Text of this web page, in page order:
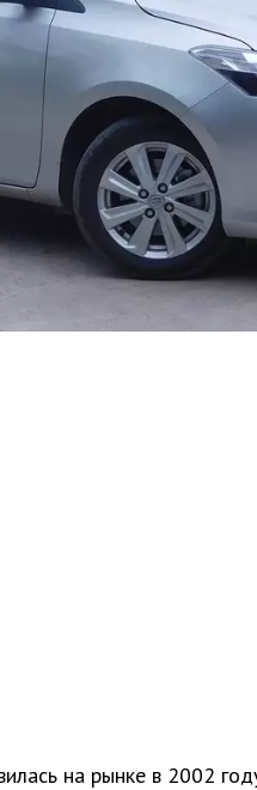
на рынке в 2002